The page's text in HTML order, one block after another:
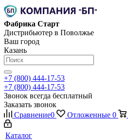
Фабрика Старт
Дистрибьютер в Поволжье
Ваш город
Казань
+7 (800) 444-17-53
+7 (800) 444-17-53
Звонок всегда бесплатный
Заказать звонок
Сравнение0 Отложенные 0
Каталог